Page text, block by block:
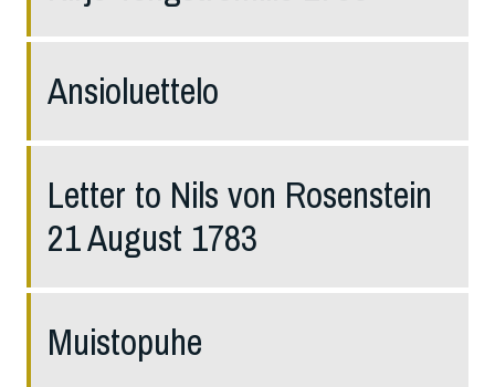
Ansioluettelo
Letter to Nils von Rosenstein
21 August 1783
Muistopuhe